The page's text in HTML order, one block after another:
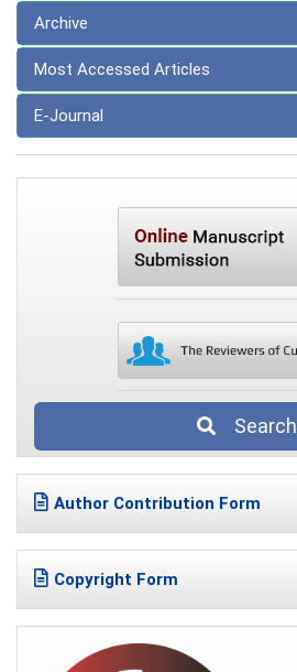
Archive
Most Accessed Articles
E-Journal
Search
Author Contribution Form
Copyright Form